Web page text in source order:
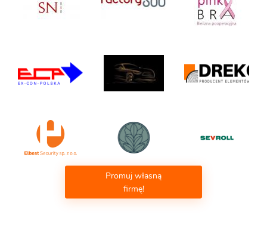
Promuj własną
firmę!